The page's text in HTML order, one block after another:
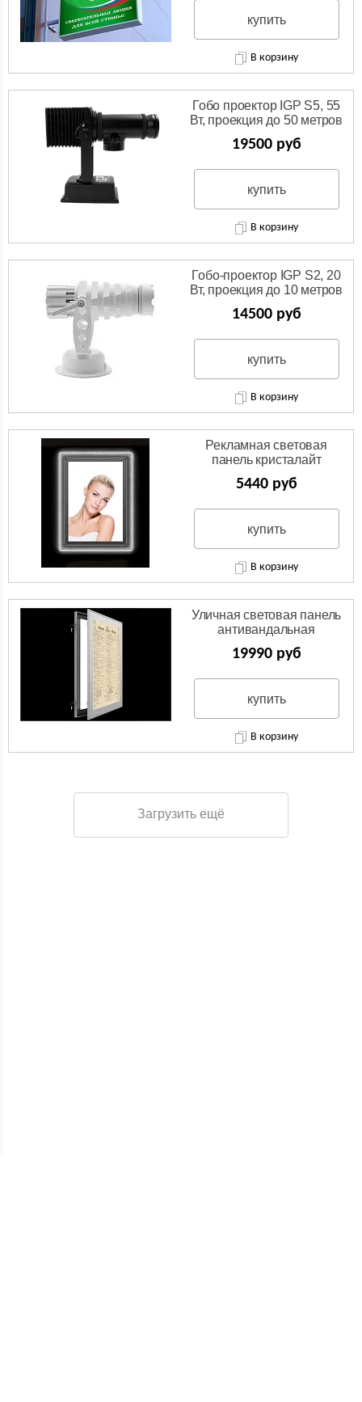
купить
В корзину
Гобо проектор IGP S5, 55
Вт, проекция до 50 метров
19500 руб
купить
В корзину
Гобо-проектор IGP S2, 20
Вт, проекция до 10 метров
14500 руб
купить
В корзину
Рекламная световая
панель кристалайт
5440 руб
купить
В корзину
Уличная световая панель
антивандальная
19990 руб
купить
В корзину
Загрузить ещё